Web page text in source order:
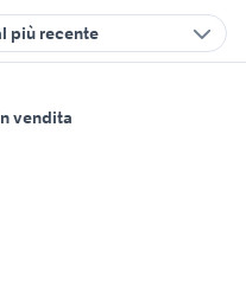
più recente
vendita